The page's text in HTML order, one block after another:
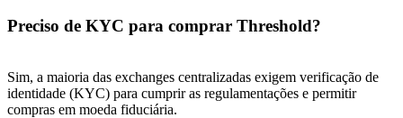
Preciso de KYC para comprar Threshold?
Sim, a maioria das exchanges centralizadas exigem verificação de
identidade (KYC) para cumprir as regulamentações e permitir
compras em moeda fiduciária.